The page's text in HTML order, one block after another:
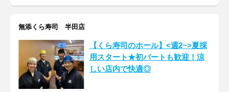
無添くら寿司 半田店
【くら寿司のホール】<週2~>夏採
用スタート★初パートも歓迎！涼
しい店内で快適◎